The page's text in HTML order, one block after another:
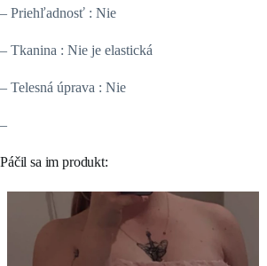
– Priehľadnosť : Nie
– Tkanina : Nie je elastická
– Telesná úprava : Nie
–
Páčil sa im produkt: